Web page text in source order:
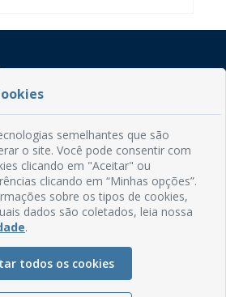
78, Centro
- Mamanguape/PB
3292-2246
Sexta, das 08h às 13h
frequentes
semelhantes que são
o site. Você pode consentir com
clicando em "Aceitar" ou
clicando em “Minhas opções”.
sobre os tipos de cookies,
dados são coletados, leia nossa
.
todos os cookies